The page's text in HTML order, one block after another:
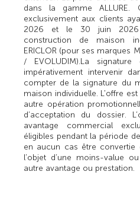
dans la gamme ALLURE.
exclusivement aux clients
2026 et le 30 juin 2026
construction de maison
ERICLOR (pour ses marques
/ EVOLUDIM).La
impérativement intervenir
compter de la signature du
maison individuelle. L'offre
autre opération
d’acceptation du dossier.
avantage commercial
éligibles pendant la période
en aucun cas être convertie
l’objet d’une moins-value
autre avantage ou prestation.